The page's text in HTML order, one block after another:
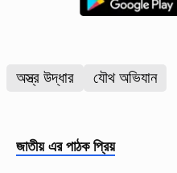
অস্ত্র উদ্ধার যৌথ অভিযান
জাতীয় এর পাঠক প্রিয়